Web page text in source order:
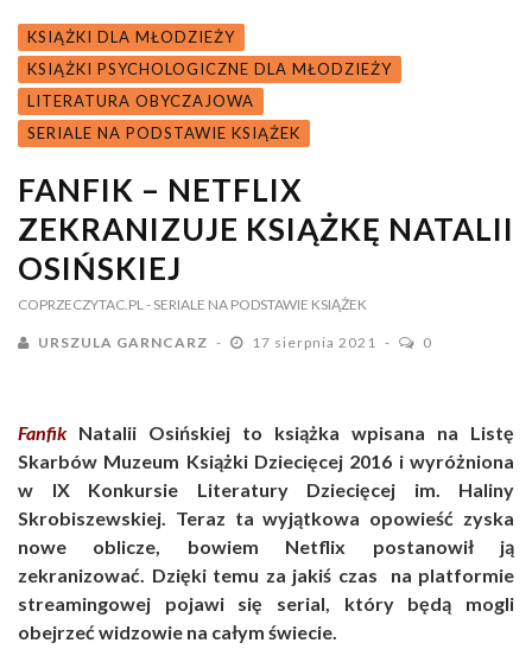
KSIĄŻKI DLA MŁODZIEŻY
KSIĄŻKI PSYCHOLOGICZNE DLA MŁODZIEŻY
LITERATURA OBYCZAJOWA
SERIALE NA PODSTAWIE KSIĄŻEK
FANFIK – NETFLIX
ZEKRANIZUJE KSIĄŻKĘ NATALII
OSIŃSKIEJ
COPRZECZYTAC.PL - SERIALE NA PODSTAWIE KSIĄŻEK
URSZULA GARNCARZ 17 sierpnia 2021 0
FanfikNatalii Osińskiej to książka wpisana na Listę
Skarbów Muzeum Książki Dziecięcej 2016 i wyróżniona
w IX Konkursie Literatury Dziecięcej im. Haliny
Skrobiszewskiej. Teraz ta wyjątkowa opowieść zyska
nowe oblicze, bowiem Netflix postanowił ją
zekranizować. Dzięki temu za jakiś czas na platformie
streamingowej pojawi się serial, który będą mogli
obejrzeć widzowie na całym świecie.